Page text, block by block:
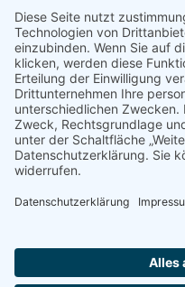
Spielberichte von Fussball.de
Standort
Am Hauberg 5
78354 Sipplingen
Deutschland
Sonstiges
Datenschutz
Kontakt